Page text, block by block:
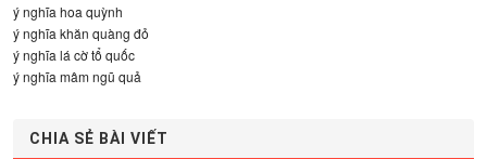
ý nghĩa hoa quỳnh
ý nghĩa khăn quàng đỏ
ý nghĩa lá cờ tổ quốc
ý nghĩa mâm ngũ quả
CHIA SẺ BÀI VIẾT